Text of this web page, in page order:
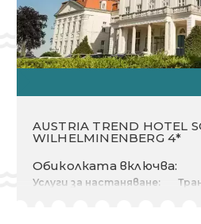
AUSTRIA TREND HOTEL
WILHELMINENBERG 4*
Обиколката включва:
Услуги за настаняване: